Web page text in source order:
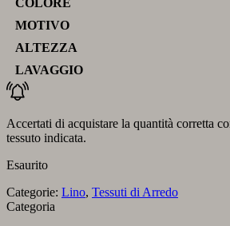
COLORE
MOTIVO
ALTEZZA
LAVAGGIO
Accertati di acquistare la quantità corretta
tessuto indicata.
Esaurito
Categorie: Lino, Tessuti di Arredo
Categoria